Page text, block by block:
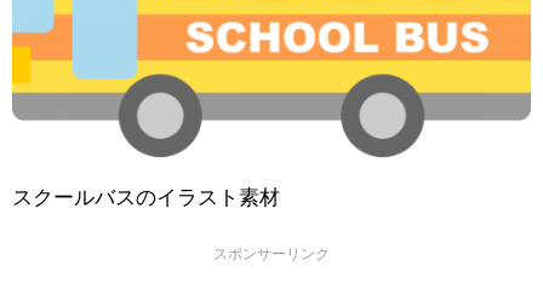
スクールバスのイラスト素材
スポンサーリンク